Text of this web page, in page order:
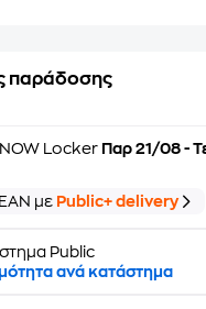
παράδοσης
NOW Locker Παρ 21/08 -
με Public+ delivery
Public
ανά κατάστημα